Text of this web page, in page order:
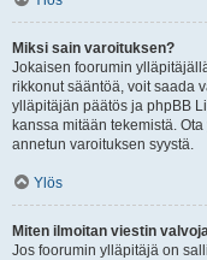
Miksi sain varoituksen?
Jokaisen foorumin
rikkonut sääntöä, voit saada
ylläpitäjän päätös ja phpBB
kanssa mitään tekemistä.
annetun varoituksen syystä.
Ylös
Miten ilmoitan viestin
Jos foorumin ylläpitäjä on